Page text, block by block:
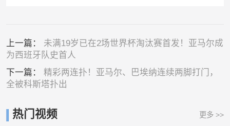
上一篇： 未满19岁已在2场世界杯淘汰赛首发！亚马尔成
为西班牙队史首人
下一篇： 精彩两连扑！亚马尔、巴埃纳连续两脚打门，
全被科斯塔扑出
热门视频 更多 >>